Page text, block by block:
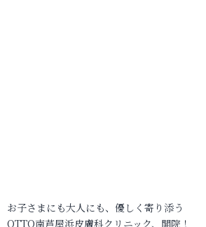
お子さまにも大人にも、優しく寄り添う
OTTO南芦屋浜皮膚科クリニック、開院！